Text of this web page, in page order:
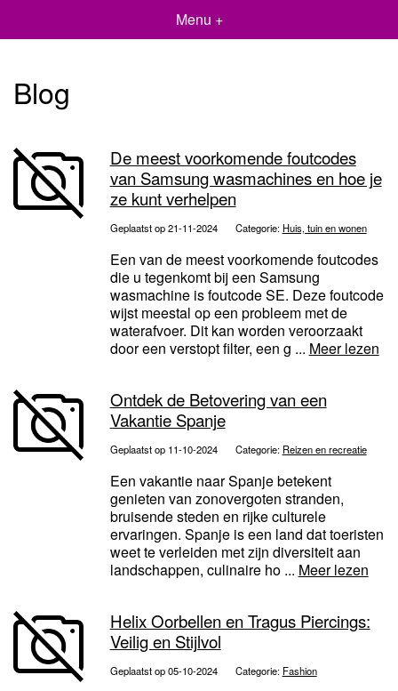
Menu +
Blog
De meest voorkomende foutcodes
van Samsung wasmachines en hoe je
ze kunt verhelpen
Geplaatst op 21-11-2024 Categorie: Huis, tuin en wonen
Een van de meest voorkomende foutcodes
die u tegenkomt bij een Samsung
wasmachine is foutcode SE. Deze foutcode
wijst meestal op een probleem met de
waterafvoer. Dit kan worden veroorzaakt
door een verstopt filter, een g ... Meer lezen
Ontdek de Betovering van een
Vakantie Spanje
Geplaatst op 11-10-2024 Categorie: Reizen en recreatie
Een vakantie naar Spanje betekent
genieten van zonovergoten stranden,
bruisende steden en rijke culturele
ervaringen. Spanje is een land dat toeristen
weet te verleiden met zijn diversiteit aan
landschappen, culinaire ho ... Meer lezen
Helix Oorbellen en Tragus Piercings:
Veilig en Stijlvol
Geplaatst op 05-10-2024 Categorie: Fashion